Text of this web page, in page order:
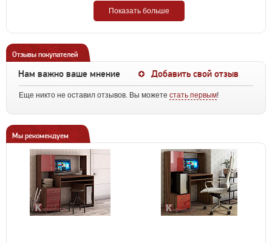
Показать больше
Отзывы покупателей
Нам важно ваше мнение Добавить свой отзыв
Еще никто не оставил отзывов. Вы можете стать первым!
Мы рекомендуем